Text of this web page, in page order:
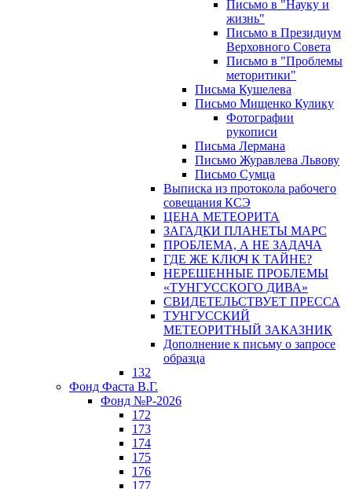
Письмо в "Науку и
жизнь"
Письмо в Президиум
Верховного Совета
Письмо в "Проблемы
меторитики"
Письма Кушелева
Письмо Мищенко Кулику
Фотографии
рукописи
Письма Лермана
Письмо Журавлева Львову
Письмо Сумца
Выписка из протокола рабочего
совещания КСЭ
ЦЕНА МЕТЕОРИТА
ЗАГАДКИ ПЛАНЕТЫ МАРС
ПРОБЛЕМА, А НЕ ЗАДАЧА
ГДЕ ЖЕ КЛЮЧ К ТАЙНЕ?
НЕРЕШЕННЫЕ ПРОБЛЕМЫ
«ТУНГУССКОГО ДИВА»
СВИДЕТЕЛЬСТВУЕТ ПРЕССА
ТУНГУССКИЙ
МЕТЕОРИТНЫЙ ЗАКАЗНИК
Дополнение к письму о запросе
образца
132
Фонд Фаста В.Г.
Фонд №Р-2026
172
173
174
175
176
177